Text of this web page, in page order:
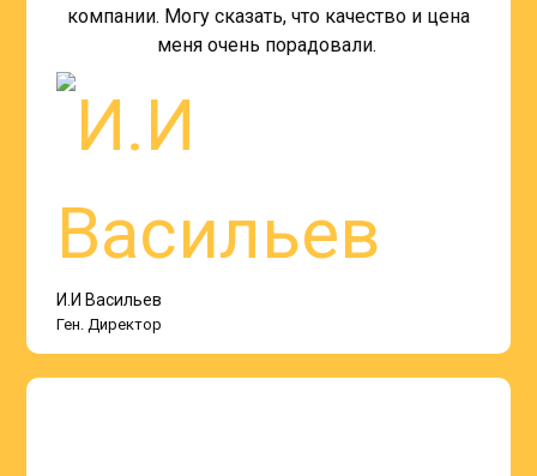
компании. Могу сказать, что качество и цена
меня очень порадовали.
И.И Васильев
Ген. Директор